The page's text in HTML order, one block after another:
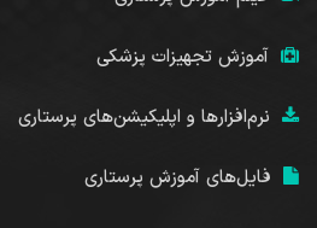
آموزش تجهیزات پزشکی
نرم‌افزارها و اپلیکیشن‌های پرستاری
فایل‌های آموزش پرستاری